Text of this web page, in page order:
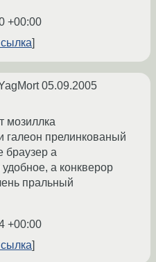
+00:00
05.09.2005
мозиллка
галеон прелинкованый
браузер а
удобное, а конкверор
пральный
+00:00